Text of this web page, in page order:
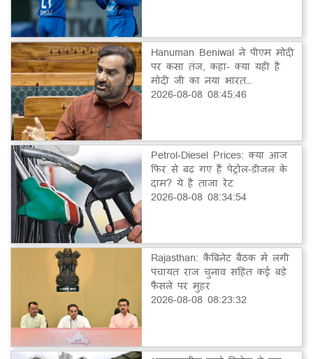
Hanuman Beniwal ने पीएम मोदी
पर कसा तंज, कहा- क्या यही है
मोदी जी का नया भारत…
2026-08-08 08:45:46
Petrol-Diesel Prices: क्या आज
फिर से बढ़ गए हैं पेट्रोल-डीजल के
दाम? ये है ताजा रेट
2026-08-08 08:34:54
Rajasthan: कैबिनेट बैठक में लगी
पंचायत राज चुनाव सहित कई बड़े
फैसले पर मुहर
2026-08-08 08:23:32